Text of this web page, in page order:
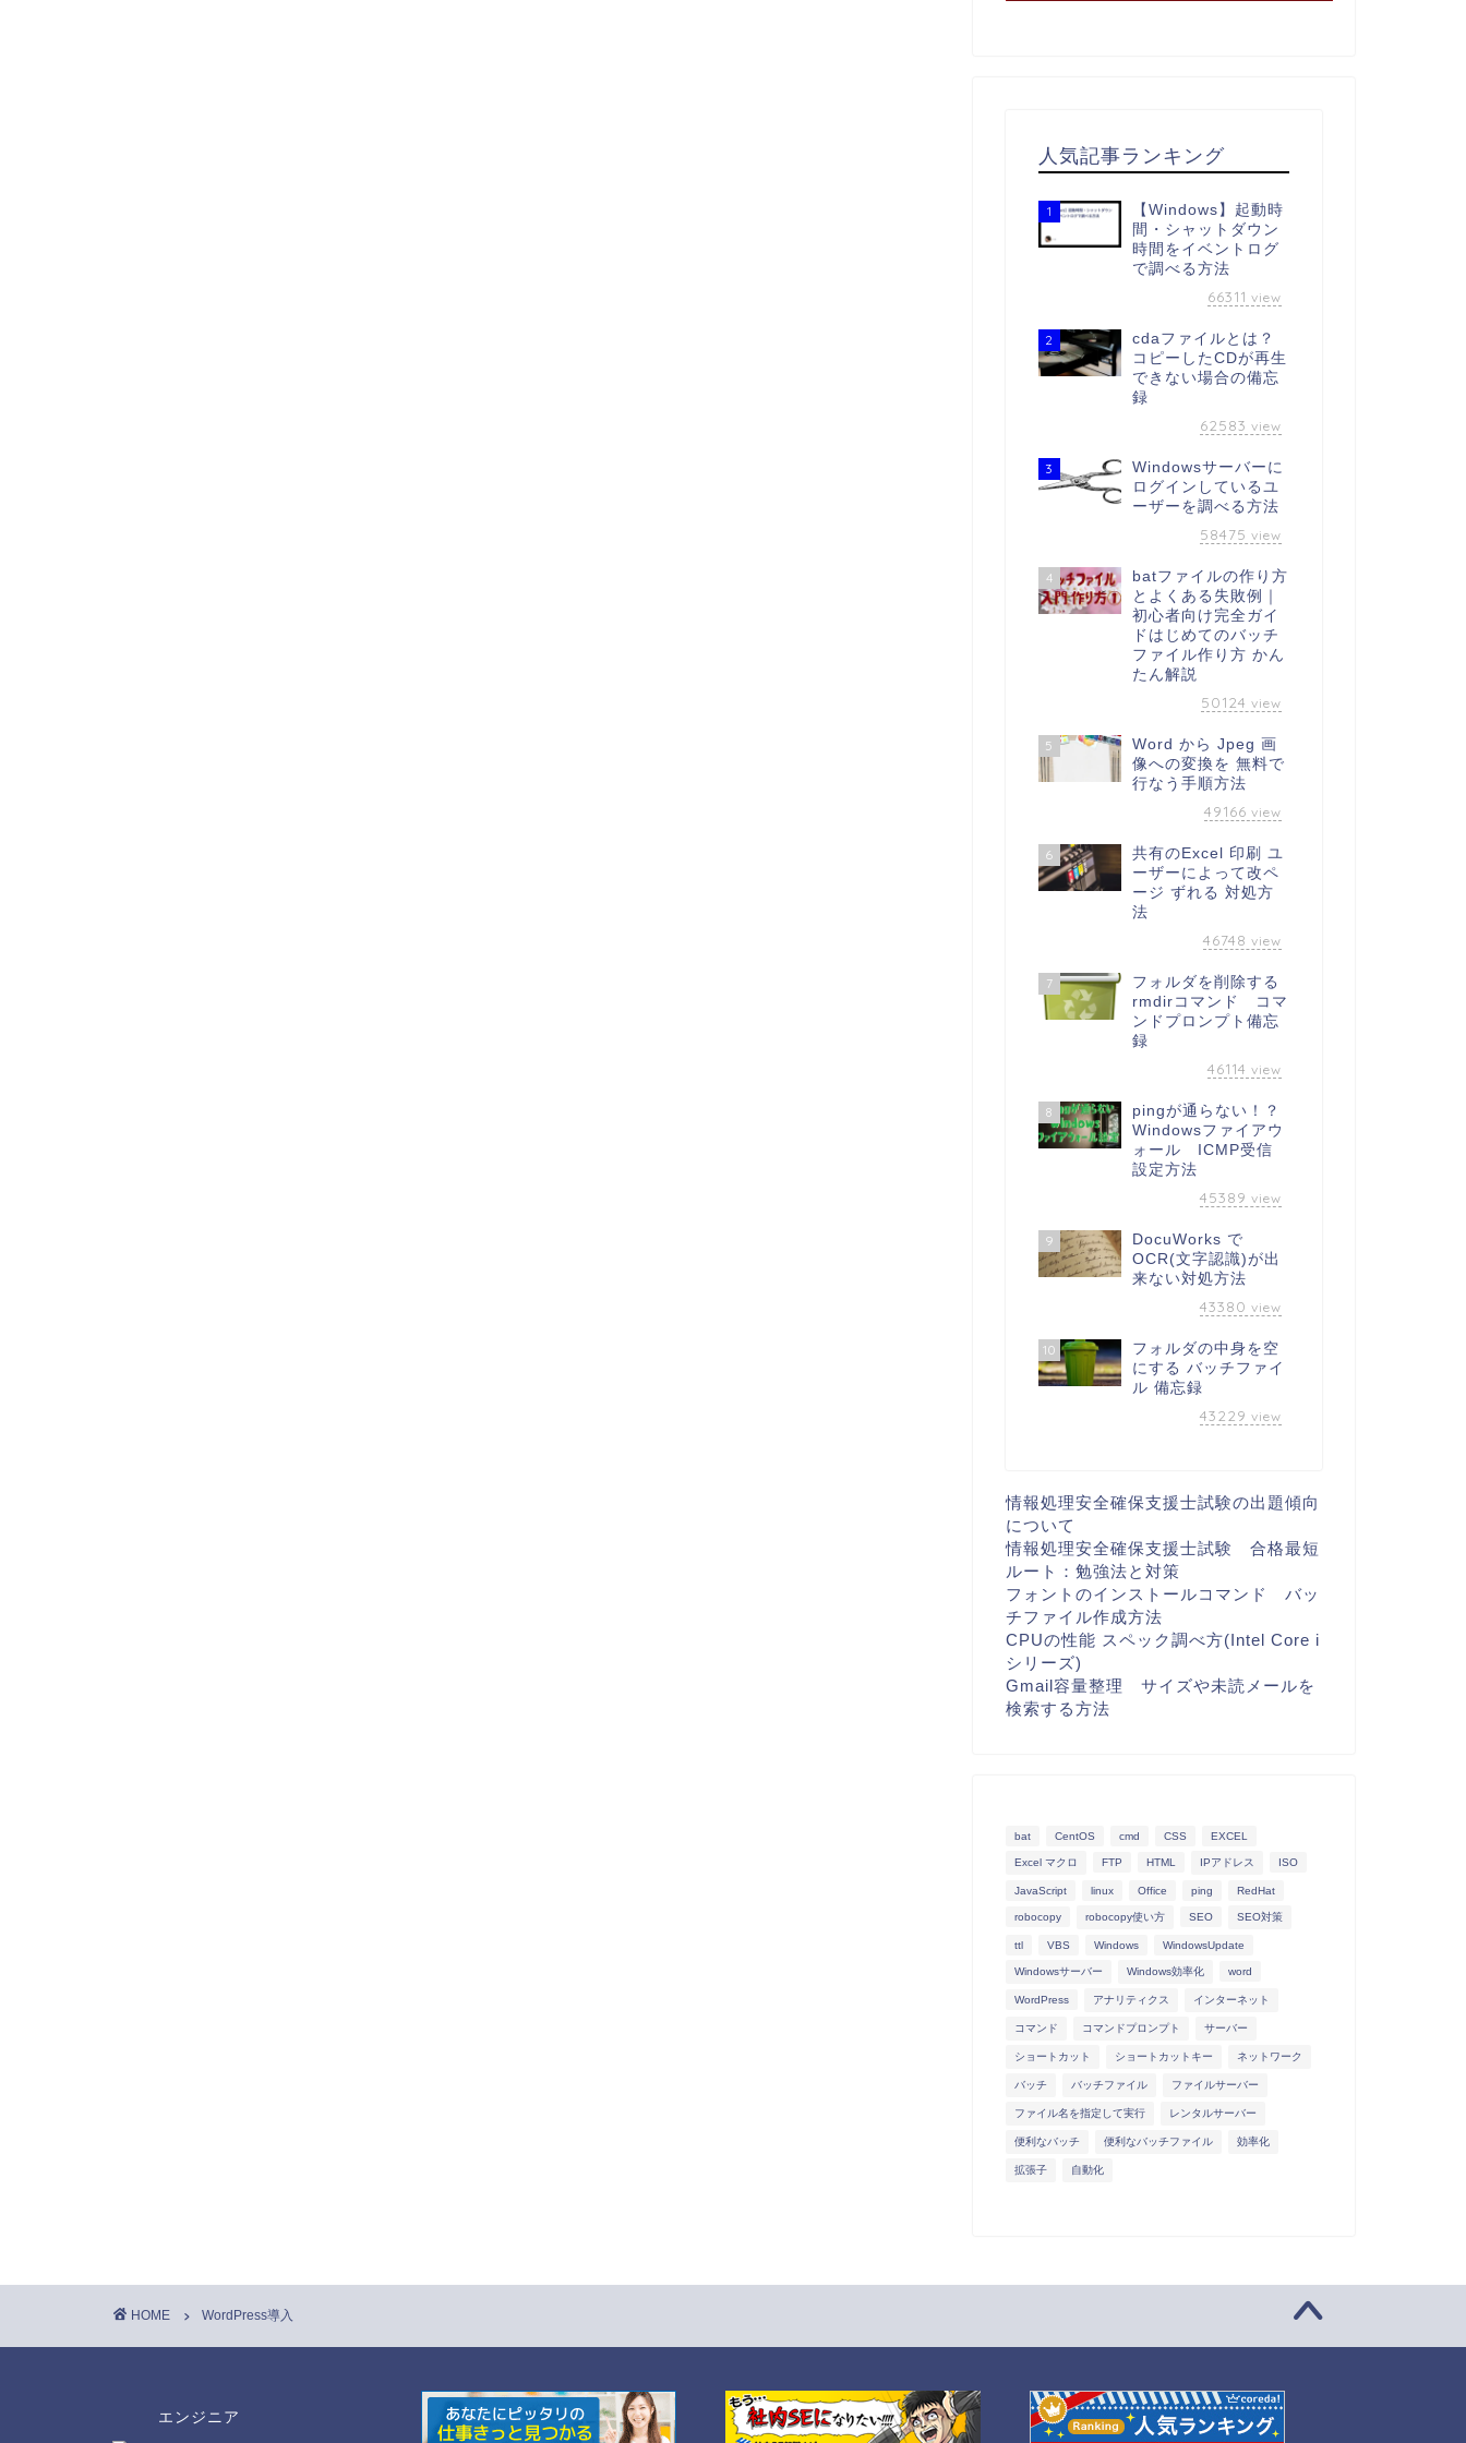
人気記事ランキング
1
【Windows】起動時
間・シャットダウン
時間をイベントログ
で調べる方法
66311 view
2
cdaファイルとは？
コピーしたCDが再生
できない場合の備忘
録
62583 view
3
Windowsサーバーに
ログインしているユ
ーザーを調べる方法
58475 view
4
batファイルの作り方
とよくある失敗例｜
初心者向け完全ガイ
ドはじめてのバッチ
ファイル作り方 かん
たん解説
50124 view
5
Word から Jpeg 画
像への変換を 無料で
行なう手順方法
49166 view
6
共有のExcel 印刷 ユ
ーザーによって改ペ
ージ ずれる 対処方
法
46748 view
7
フォルダを削除する
rmdirコマンド コマ
ンドプロンプト備忘
録
46114 view
8
pingが通らない！？
Windowsファイアウ
ォール ICMP受信
設定方法
45389 view
9
DocuWorks で
OCR(文字認識)が出
来ない対処方法
43380 view
10
フォルダの中身を空
にする バッチファイ
ル 備忘録
43229 view
情報処理安全確保支援士試験の出題傾向
について
情報処理安全確保支援士試験 合格最短
ルート：勉強法と対策
フォントのインストールコマンド バッ
チファイル作成方法
CPUの性能 スペック調べ方(Intel Core i
シリーズ)
Gmail容量整理 サイズや未読メールを
検索する方法
bat CentOS cmd CSS EXCEL
Excel マクロ FTP HTML IPアドレス ISO
JavaScript linux Office ping RedHat
robocopy robocopy使い方 SEO SEO対策
ttl VBS Windows WindowsUpdate
Windowsサーバー Windows効率化 word
WordPress アナリティクス インターネット
コマンド コマンドプロンプト サーバー
ショートカット ショートカットキー ネットワーク
バッチ バッチファイル ファイルサーバー
ファイル名を指定して実行 レンタルサーバー
便利なバッチ 便利なバッチファイル 効率化
拡張子 自動化
HOME WordPress導入
エンジニア